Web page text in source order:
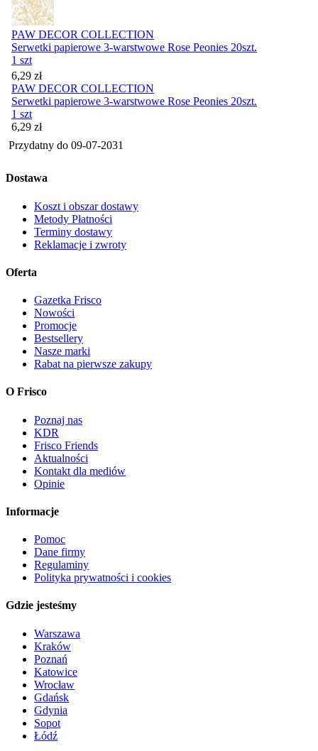
PAW DECOR COLLECTION
Serwetki papierowe 3-warstwowe Rose Peonies 20szt.
1 szt
Cena
6,29 zł
PAW DECOR COLLECTION
Serwetki papierowe 3-warstwowe Rose Peonies 20szt.
1 szt
Cena
6,29 zł
Przydatny do 09-07-2031
Dostawa
Koszt i obszar dostawy
Metody Płatności
Terminy dostawy
Reklamacje i zwroty
Oferta
Gazetka Frisco
Nowości
Promocje
Bestsellery
Nasze marki
Rabat na pierwsze zakupy
O Frisco
Poznaj nas
KDR
Frisco Friends
Aktualności
Kontakt dla mediów
Opinie
Informacje
Pomoc
Dane firmy
Regulaminy
Polityka prywatności i cookies
Gdzie jesteśmy
Warszawa
Kraków
Poznań
Katowice
Wrocław
Gdańsk
Gdynia
Sopot
Łódź